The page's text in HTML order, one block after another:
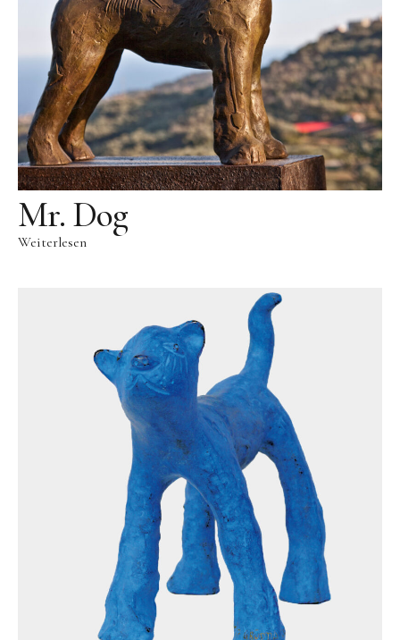
Public Works
Werke in öffentlichem Besitz
Fontenuova, Italien
Gudensberg
Hofhausen
Ingelheim am Rhein
San Lorenzo, Italien
Schwalbach
Zug, Schweiz
Skulpturenpark
Gießereien
Gießerei Rom
Blau-Miau
Der verträumte König
Rastender Narr
Der Sprung
Mr. Dog
Weiterlesen